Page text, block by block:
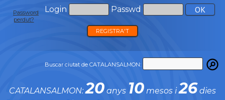
Login Passwd
Password
perdut?
REGISTRA'T
Buscar ciutat de CATALANSALMON:
CATALANSALMON:20 anys 10 mesos i26 dies